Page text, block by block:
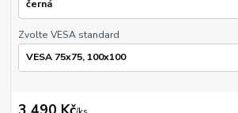
Zvolte VESA standard